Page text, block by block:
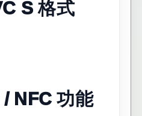
S 格式
NFC 功能